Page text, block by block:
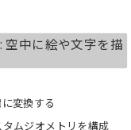
中に絵や文字を描
変換する
ムジオメトリを構成